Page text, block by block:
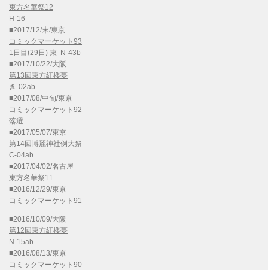
東方名華祭12
H-16
■2017/12/末/東京
コミックマーケット93
1日目(29日) 東 N-43b
■2017/10/22/大阪
第13回東方紅楼夢
き-02ab
■2017/08/中旬/東京
コミックマーケット92
落選
■2017/05/07/東京
第14回博麗神社例大祭
C-04ab
■2017/04/02/名古屋
東方名華祭11
■2016/12/29/東京
コミックマーケット91
■2016/10/09/大阪
第12回東方紅楼夢
N-15ab
■2016/08/13/東京
コミックマーケット90